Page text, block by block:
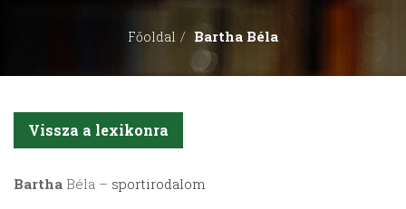
Főoldal Bartha Béla
Vissza a lexikonra
Bartha Béla – sportirodalom